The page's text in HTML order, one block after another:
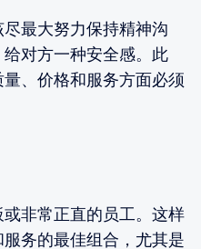
最大努力保持精神沟
对方一种安全感。此
、价格和服务方面必须
非常正直的员工。这样
务的最佳组合，尤其是